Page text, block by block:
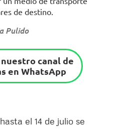
de destino.
Pulido
canal de
en WhatsApp
el 14 de julio se